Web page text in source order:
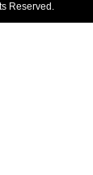
Reserved.